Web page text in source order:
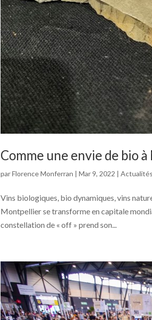
Comme une envie de bio
parFlorence Monferran |Mar 9, 2022 |
Vins biologiques, bio dynamiques, vins
Montpellier se transforme en capitale
constellation de « off » prend son...